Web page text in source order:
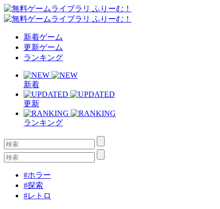
新着ゲーム
更新ゲーム
ランキング
新着
更新
ランキング
#ホラー
#探索
#レトロ